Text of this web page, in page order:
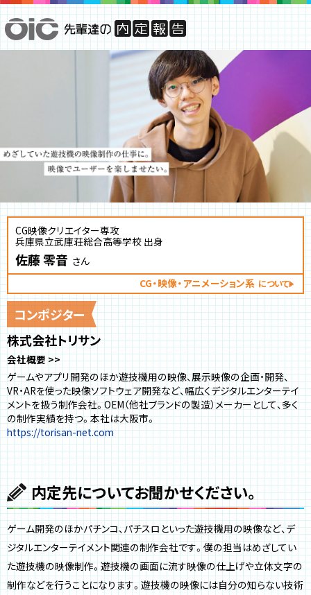
CG映像クリエイター専攻
兵庫県立武庫荘総合高等学校 出身
佐藤 零音 さん
CG・映像・アニメーション系 について
コンポジター
株式会社トリサン
会社概要
ゲームやアプリ開発のほか遊技機用の映像、展示映像の企画・開発、
VR・ARを使った映像ソフトウェア開発など、幅広くデジタルエンターテイ
メントを扱う制作会社。OEM（他社ブランドの製造）メーカーとして、多く
の制作実績を持つ。本社は大阪市。
https://torisan-net.com
内定先についてお聞かせください。
ゲーム開発のほかパチンコ、パチスロといった遊技機用の映像など、デ
ジタルエンターテイメント関連の制作会社です。僕の担当はめざしてい
た遊技機の映像制作。遊技機の画面に流す映像の仕上げや立体文字の
制作などを行うことになります。遊技機の映像には自分の知らない技術